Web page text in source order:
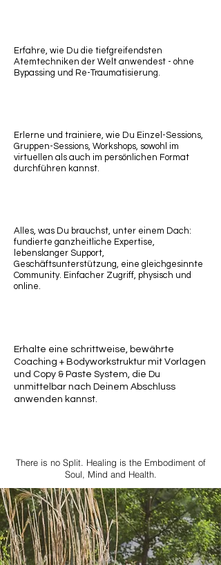
Erfahre, wie Du die tiefgreifendsten
Atemtechniken der Welt anwendest - ohne
Bypassing und Re-Traumatisierung.
Erlerne und trainiere, wie Du Einzel-Sessions,
Gruppen-Sessions, Workshops, sowohl im
virtuellen als auch im persönlichen Format
durchführen kannst.
Alles, was Du brauchst, unter einem Dach:
fundierte ganzheitliche Expertise,
lebenslanger Support,
Geschäftsunterstützung, eine gleichgesinnte
Community. Einfacher Zugriff, physisch und
online.
Erhalte eine schrittweise, bewährte
Coaching + Bodyworkstruktur mit Vorlagen
und Copy & Paste System, die Du
unmittelbar nach Deinem Abschluss
anwenden kannst.
There is no Split. Healing is the Embodiment of
Soul, Mind and Health.